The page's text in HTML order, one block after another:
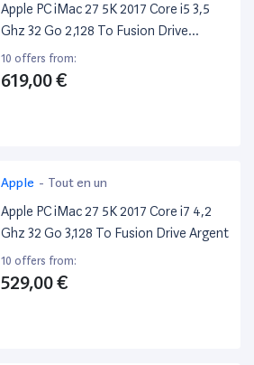
Apple PC iMac 27 5K 2017 Core i5 3,5
Ghz 32 Go 2,128 To Fusion Drive
Argent
10 offers from:
619,00 €
Apple - Tout en un
Apple PC iMac 27 5K 2017 Core i7 4,2
Ghz 32 Go 3,128 To Fusion Drive Argent
10 offers from:
529,00 €